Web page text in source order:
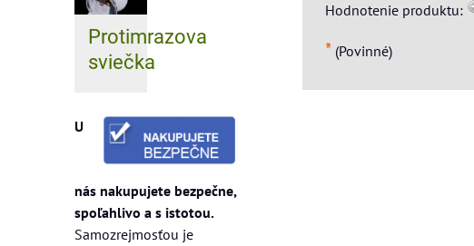
Hodnotenie produktu:
* (Povinné)
Protimrazova
sviečka
U
nás nakupujete bezpečne,
spoľahlivo a s istotou.
Samozrejmosťou je